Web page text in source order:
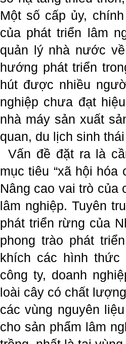
Một số cấp ủy,
của phát triển lâm
quản lý nhà nước
hướng phát triển
hút được nhiều
nghiệp chưa đạt
nhà máy sản xuất
quan, du lịch sinh
Vấn đề đặt ra là
mục tiêu “xã hội hóa
Nâng cao vai trò của
lâm nghiệp. Tuyên
phát triển rừng của
phong trào phát
khích các hình thức
công ty, doanh
loài cây có chất
các vùng nguyên
cho sản phẩm lâm